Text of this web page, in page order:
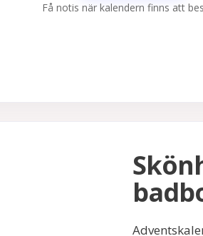
Få notis när kalendern finns att